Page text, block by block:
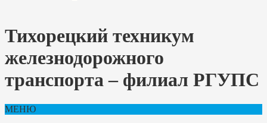
Тихорецкий техникум
железнодорожного
транспорта – филиал РГУПС
МЕНЮ